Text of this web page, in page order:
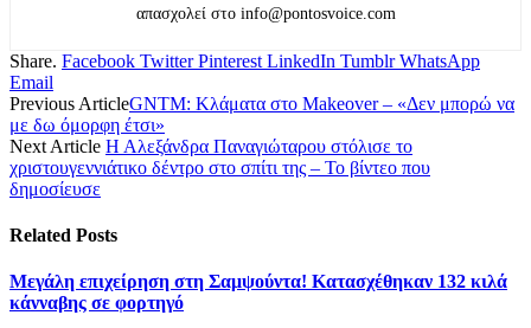
απασχολεί στο info@pontosvoice.com
Share. Facebook Twitter Pinterest LinkedIn Tumblr WhatsApp
Email
Previous ArticleGNTM: Κλάματα στο Makeover – «Δεν μπορώ να
με δω όμορφη έτσι»
Next Article Η Αλεξάνδρα Παναγιώταρου στόλισε το
χριστουγεννιάτικο δέντρο στο σπίτι της – Το βίντεο που
δημοσίευσε
Related Posts
Μεγάλη επιχείρηση στη Σαμψούντα! Κατασχέθηκαν 132 κιλά
κάνναβης σε φορτηγό